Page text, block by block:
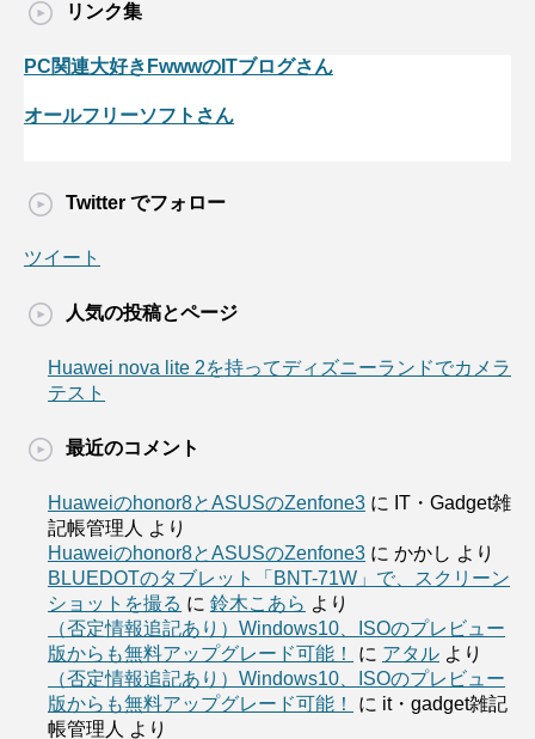
リンク集
PC関連大好きFwwwのITブログさん
オールフリーソフトさん
Twitter でフォロー
ツイート
人気の投稿とページ
Huawei nova lite 2を持ってディズニーランドでカメラ
テスト
最近のコメント
Huaweiのhonor8とASUSのZenfone3 に IT・Gadget雑
記帳管理人 より
Huaweiのhonor8とASUSのZenfone3 に かかし より
BLUEDOTのタブレット「BNT-71W」で、スクリーン
ショットを撮る に 鈴木こあら より
（否定情報追記あり）Windows10、ISOのプレビュー
版からも無料アップグレード可能！
に アタル より
（否定情報追記あり）Windows10、ISOのプレビュー
版からも無料アップグレード可能！
に it・gadget雑記
帳管理人 より